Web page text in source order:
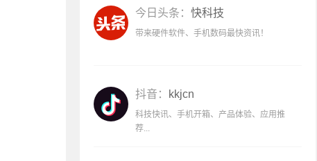
今日头条： 快科技
带来硬件软件、手机数码最快资讯！
抖音： kkjcn
科技快讯、手机开箱、产品体验、应用推
荐...